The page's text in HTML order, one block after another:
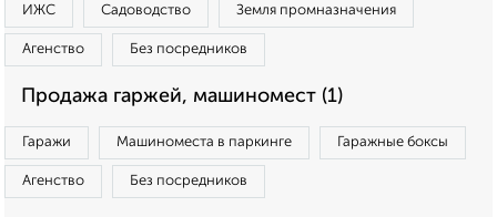
ИЖС Садоводство Земля промназначения
Агенство Без посредников
Продажа гаржей, машиномест (1)
Гаражи Машиноместа в паркинге Гаражные боксы
Агенство Без посредников